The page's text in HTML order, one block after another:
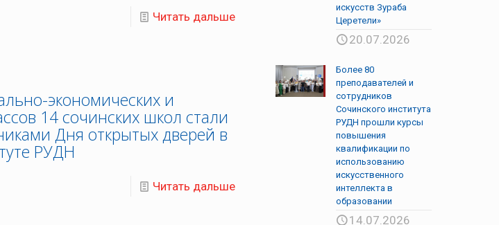
Читать дальше
экономических и
14 сочинских школ стали
Дня открытых дверей в
РУДН
Читать дальше
искусств Зураба
Церетели»
20.07.2026
Более 80
преподавателей и
сотрудников
Сочинского института
РУДН прошли курсы
повышения
квалификации по
использованию
искусственного
интеллекта в
образовании
14.07.2026